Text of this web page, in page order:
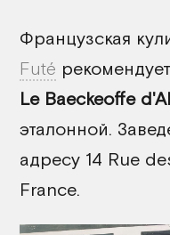
Французская
Futé
Le Baeckeoffe
эталонной.
адресу 14 Rue
France.